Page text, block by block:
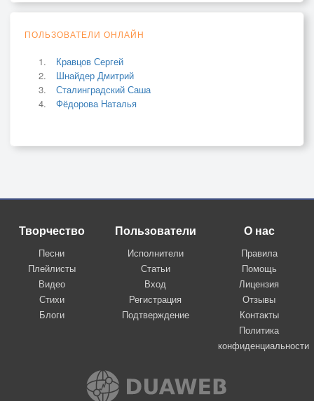
ПОЛЬЗОВАТЕЛИ ОНЛАЙН
Кравцов Сергей
Шнайдер Дмитрий
Сталинградский Саша
Фёдорова Наталья
Творчество
Песни
Плейлисты
Видео
Стихи
Блоги
Пользователи
Исполнители
Статьи
Вход
Регистрация
Подтверждение
О нас
Правила
Помощь
Лицензия
Отзывы
Контакты
Политика
конфиденциальности